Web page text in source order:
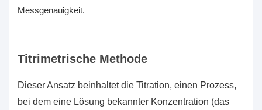
Messgenauigkeit.
Titrimetrische Methode
Dieser Ansatz beinhaltet die Titration, einen Prozess,
bei dem eine Lösung bekannter Konzentration (das